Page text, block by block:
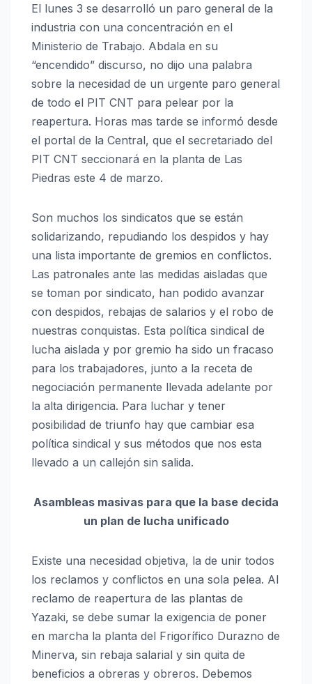
El lunes 3 se desarrolló un paro general de la
industria con una concentración en el
Ministerio de Trabajo. Abdala en su
“encendido” discurso, no dijo una palabra
sobre la necesidad de un urgente paro general
de todo el PIT CNT para pelear por la
reapertura. Horas mas tarde se informó desde
el portal de la Central, que el secretariado del
PIT CNT seccionará en la planta de Las
Piedras este 4 de marzo.
Son muchos los sindicatos que se están
solidarizando, repudiando los despidos y hay
una lista importante de gremios en conflictos.
Las patronales ante las medidas aisladas que
se toman por sindicato, han podido avanzar
con despidos, rebajas de salarios y el robo de
nuestras conquistas. Esta política sindical de
lucha aislada y por gremio ha sido un fracaso
para los trabajadores, junto a la receta de
negociación permanente llevada adelante por
la alta dirigencia. Para luchar y tener
posibilidad de triunfo hay que cambiar esa
política sindical y sus métodos que nos esta
llevado a un callejón sin salida.
Asambleas masivas para que la base decida
un plan de lucha unificado
Existe una necesidad objetiva, la de unir todos
los reclamos y conflictos en una sola pelea. Al
reclamo de reapertura de las plantas de
Yazaki, se debe sumar la exigencia de poner
en marcha la planta del Frigorífico Durazno de
Minerva, sin rebaja salarial y sin quita de
beneficios a obreras y obreros. Debemos